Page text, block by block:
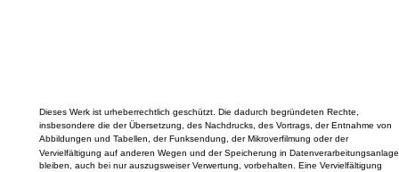
Dieses Werk ist urheberrechtlich geschützt. Die dadurch begründeten Rechte,
insbesondere die der Übersetzung, des Nachdrucks, des Vortrags, der Entnahme von
Abbildungen und Tabellen, der Funksendung, der Mikroverfilmung oder der
Vervielfältigung auf anderen Wegen und der Speicherung in
bleiben, auch bei nur auszugsweiser Verwertung, vorbehalten. Eine Vervielfältigung